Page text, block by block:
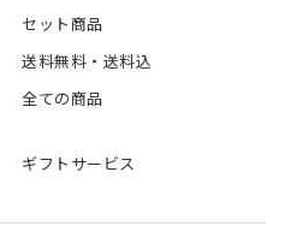
セット商品
送料無料・送料込
全ての商品
ギフトサービス